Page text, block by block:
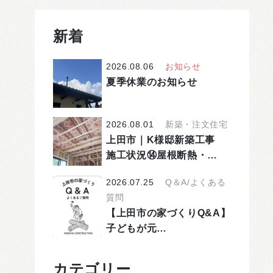
新着
2026.08.06 お知らせ
夏季休業のお知らせ
2026.08.01 新築・注文住宅
上田市｜K様邸新築工事
施工状況⑭屋根断熱・…
2026.07.25
Q＆A/よくある
質問
【上田市の家づくりQ&A】
子どもが元…
カテゴリー